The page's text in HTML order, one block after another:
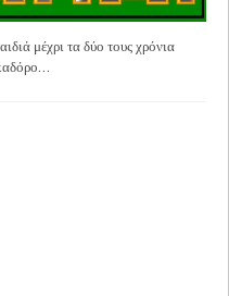
μέχρι τα δύο τους χρόνια